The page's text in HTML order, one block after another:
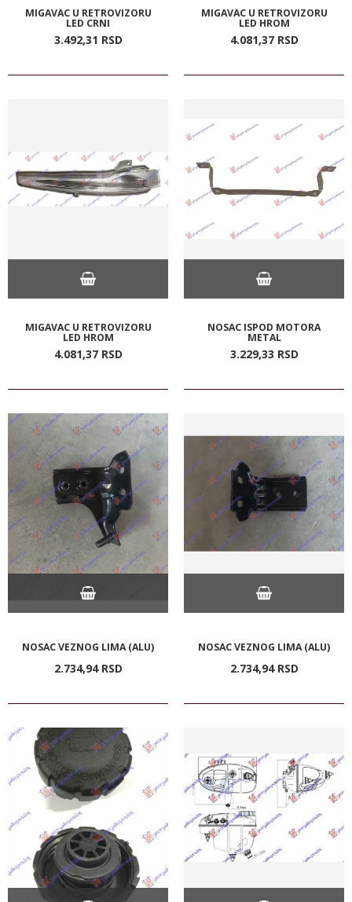
MIGAVAC U RETROVIZORU
LED CRNI
3.492,31 RSD
MIGAVAC U RETROVIZORU
LED HROM
4.081,37 RSD
MIGAVAC U RETROVIZORU
LED HROM
4.081,37 RSD
NOSAC ISPOD MOTORA
METAL
3.229,33 RSD
NOSAC VEZNOG LIMA (ALU)
2.734,94 RSD
NOSAC VEZNOG LIMA (ALU)
2.734,94 RSD